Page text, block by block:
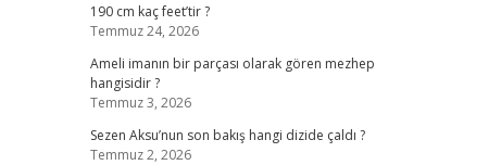
190 cm kaç feet’tir ?
Temmuz 24, 2026
Ameli imanın bir parçası olarak gören mezhep
hangisidir ?
Temmuz 3, 2026
Sezen Aksu’nun son bakış hangi dizide çaldı ?
Temmuz 2, 2026